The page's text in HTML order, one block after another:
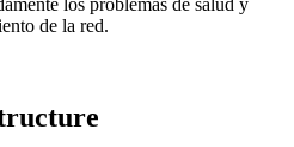
los problemas de salud y
de la red.